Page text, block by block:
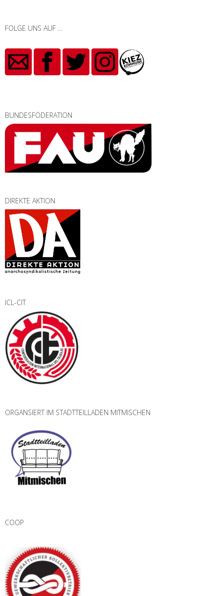
FOLGE UNS AUF …
BUNDESFÖDERATION
DIREKTE AKTION
ICL-CIT
ORGANSIERT IM STADTTEILLADEN MITMISCHEN
COOP